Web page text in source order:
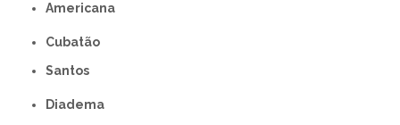
americana
Cubatão
Santos
Diadema